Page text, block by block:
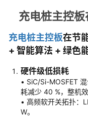
充电桩主控板
充电桩主控板在节
+ 智能算法 + 绿色
硬件级低损耗
• SiC/Si-MOSFET
耗减少 40 %，整机
• 高频软开关拓扑：
W。